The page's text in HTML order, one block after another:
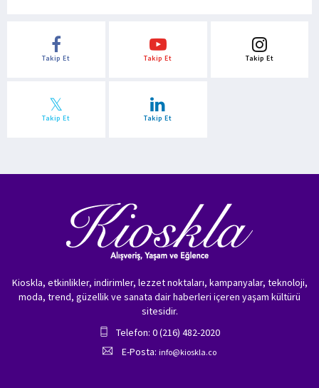
Takip Et Takip Et Takip Et
Takip Et Takip Et
Kioskla, etkinlikler, indirimler, lezzet noktaları, kampanyalar, teknoloji,
moda, trend, güzellik ve sanata dair haberleri içeren yaşam kültürü
sitesidir.
Telefon: 0 (216) 482-2020
E-Posta: info@kioskla.co